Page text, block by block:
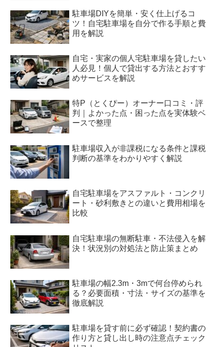
駐車場DIYを簡単・安く仕上げるコ
ツ！自宅駐車場を自分で作る手順と費
用を解説
自宅・実家の個人宅駐車場を貸したい
人必見！個人で貸出する方法とおすす
めサービスを解説
特P（とくぴー）オーナー口コミ・評
判｜よかった点・困った点を実体験ベ
ースで整理
駐車場収入が非課税になる条件と課税
判断の基準をわかりやすく解説
自宅駐車場をアスファルト・コンクリ
ート・砂利敷きとの違いと費用相場を
比較
自宅駐車場の無断駐車・不法侵入を解
決！状況別の対処法と防止策まとめ
駐車場の幅2.3m・3mで何台停められ
る？必要面積・寸法・サイズの基準を
徹底解説
駐車場を貸す前に必ず確認！契約書の
作り方と貸し出し時の注意点チェック